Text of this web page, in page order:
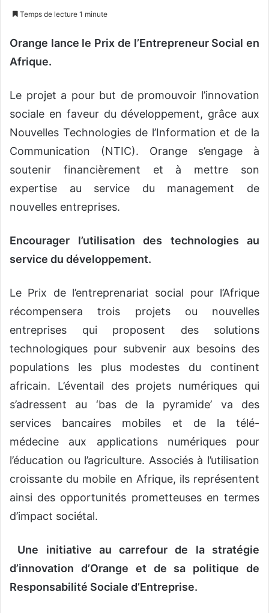
u
n
o
u
r
r
e
Temps de lecture 1 minute
Orange lance le Prix de l’Entrepreneur Social en
Afrique.
Le projet a pour but de promouvoir l’innovation
sociale en faveur du développement, grâce aux
Nouvelles Technologies de l’Information et de la
Communication (NTIC). Orange s’engage à
soutenir financièrement et à mettre son
expertise au service du management de
nouvelles entreprises.
Encourager l’utilisation des technologies au
service du développement.
Le Prix de l’entreprenariat social pour l’Afrique
récompensera trois projets ou nouvelles
entreprises qui proposent des solutions
technologiques pour subvenir aux besoins des
populations les plus modestes du continent
africain. L’éventail des projets numériques qui
s’adressent au ‘bas de la pyramide’ va des
services bancaires mobiles et de la télé-
médecine aux applications numériques pour
l’éducation ou l’agriculture. Associés à l’utilisation
croissante du mobile en Afrique, ils représentent
ainsi des opportunités prometteuses en termes
d’impact sociétal.
Une initiative au carrefour de la stratégie
d’innovation d’Orange et de sa politique de
Responsabilité Sociale d’Entreprise.